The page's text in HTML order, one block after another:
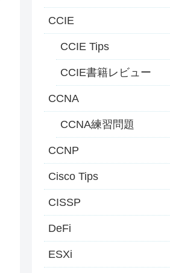
CCIE
CCIE Tips
CCIE書籍レビュー
CCNA
CCNA練習問題
CCNP
Cisco Tips
CISSP
DeFi
ESXi